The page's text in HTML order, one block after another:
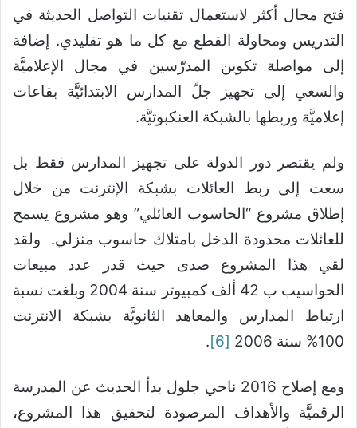
فتح مجال أكثر لاستعمال تقنيات التواصل الحديثة في
التدريس ومحاولة القطع مع كل ما هو تقليدي. إضافة
إلى مواصلة تكوين المدرّسين في مجال الإعلاميَّة
والسعي إلى تجهيز جلّ المدارس الابتدائيَّة بقاعات
إعلاميَّة وربطها بالشبكة العنكبوتيَّة.
ولم يقتصر دور الدولة على تجهيز المدارس فقط بل
سعت إلى ربط العائلات بشبكة الإنترنت من خلال
إطلاق مشروع “الحاسوب العائلي” وهو مشروع يسمح
للعائلات محدودة الدخل بامتلاك حاسوب منزلي. ولقد
لقي هذا المشروع صدى حيث قدر عدد مبيعات
الحواسيب ب 42 ألف كمبيوتر سنة 2004 وبلغت نسبة
ارتباط المدارس والمعاهد الثانويَّة بشبكة الانترنت
100% سنة 2006
[6]
.
ومع إصلاح 2016 ناجي جلول بدأ الحديث عن المدرسة
الرقميَّة والأهداف المرصودة لتحقيق هذا المشروع،